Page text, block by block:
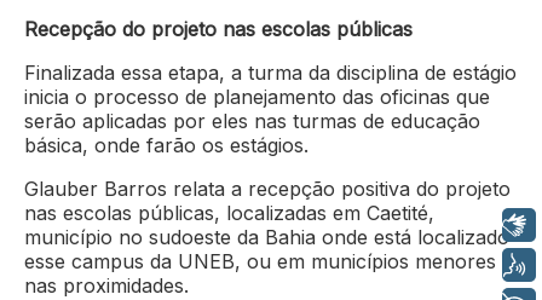
Recepção do projeto nas escolas públicas
Finalizada essa etapa, a turma da disciplina de estágio
inicia o processo de planejamento das oficinas que
serão aplicadas por eles nas turmas de educação
básica, onde farão os estágios.
Glauber Barros relata a recepção positiva do projeto
nas escolas públicas, localizadas em Caetité,
município no sudoeste da Bahia onde está localizado
esse campus da UNEB, ou em municípios menores
nas proximidades.
Libras
Voz